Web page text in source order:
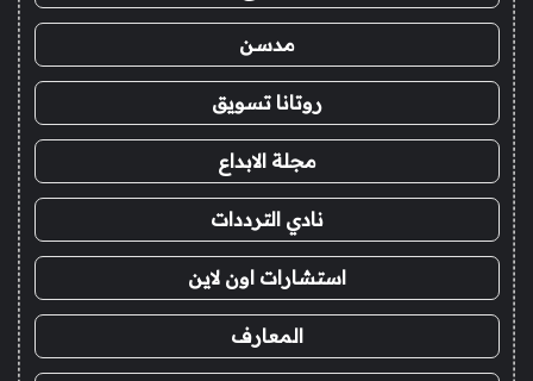
مدسن
روتانا تسويق
مجلة الابداع
نادي الترددات
استشارات اون لاين
المعارف